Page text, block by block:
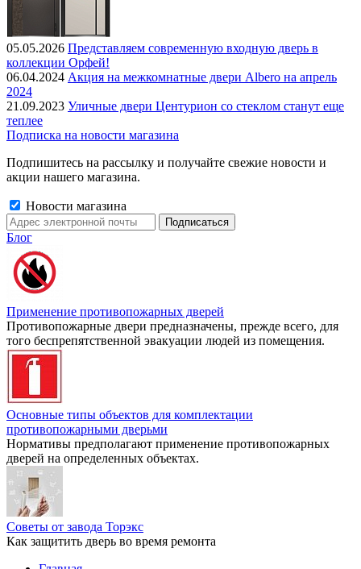
05.05.2026 Представляем современную входную дверь в
коллекции Орфей!
06.04.2024 Акция на межкомнатные двери Albero на апрель
2024
21.09.2023 Уличные двери Центурион со стеклом станут еще
теплее
Подписка на новости магазина
Подпишитесь на рассылку и получайте свежие новости и
акции нашего магазина.
Новости магазина
Блог
Применение противопожарных дверей
Противопожарные двери предназначены, прежде всего, для
того беспрепятственной эвакуации людей из помещения.
Основные типы объектов для комплектации
противопожарными дверьми
Нормативы предполагают применение противопожарных
дверей на определенных объектах.
Советы от завода Торэкс
Как защитить дверь во время ремонта